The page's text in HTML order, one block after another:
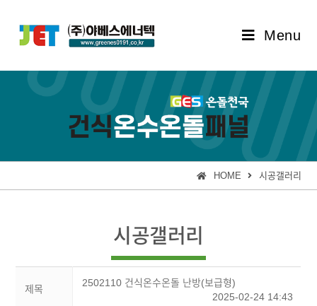
Menu
HOME 시공갤러리
시공갤러리
제목
2502110 건식온수온돌 난방(보급형)
2025-02-24 14:43